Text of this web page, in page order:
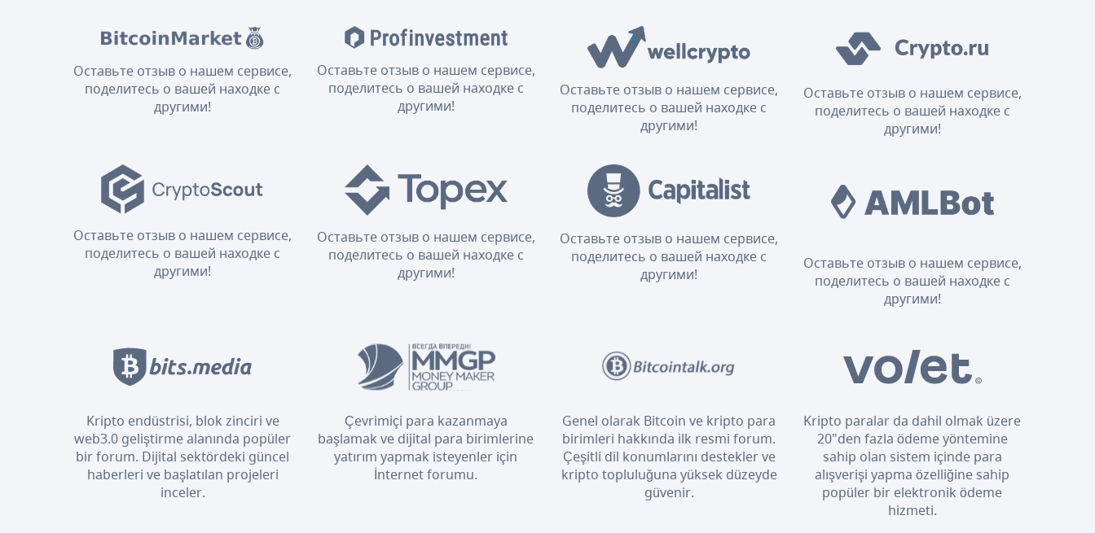
Оставьте отзыв о нашем сервисе,
поделитесь о вашей находке с
другими!
Оставьте отзыв о нашем сервисе,
поделитесь о вашей находке с
другими!
Оставьте отзыв о нашем сервисе,
поделитесь о вашей находке с
другими!
Оставьте отзыв о нашем сервисе,
поделитесь о вашей находке с
другими!
Оставьте отзыв о нашем сервисе,
поделитесь о вашей находке с
другими!
Оставьте отзыв о нашем сервисе,
поделитесь о вашей находке с
другими!
Оставьте отзыв о нашем сервисе,
поделитесь о вашей находке с
другими!
Оставьте отзыв о нашем сервисе,
поделитесь о вашей находке с
другими!
Kripto endüstrisi, blok zinciri ve
web3.0 geliştirme alanında popüler
bir forum. Dijital sektördeki güncel
haberleri ve başlatılan projeleri
inceler.
Çevrimiçi para kazanmaya
başlamak ve dijital para birimlerine
yatırım yapmak isteyenler için
İnternet forumu.
Genel olarak Bitcoin ve kripto para
birimleri hakkında ilk resmi forum.
Çeşitli dil konumlarını destekler ve
kripto topluluğuna yüksek düzeyde
güvenir.
Kripto paralar da dahil olmak üzere
20"den fazla ödeme yöntemine
sahip olan sistem içinde para
alışverişi yapma özelliğine sahip
popüler bir elektronik ödeme
hizmeti.